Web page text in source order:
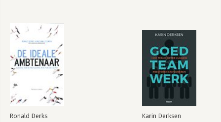
Ronald Derks Karin Derksen